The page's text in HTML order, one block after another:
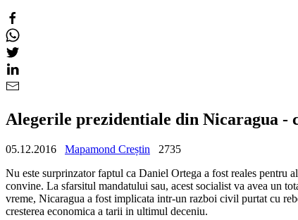
Alegerile prezidentiale din Nicaragua
05.12.2016 Mapamond Creștin
2735
Nu este surprinzator faptul ca Daniel Ortega a fost reales pentru
convine. La sfarsitul mandatului sau, acest socialist va avea un
vreme, Nicaragua a fost implicata intr-un razboi civil purtat cu
cresterea economica a tarii in ultimul deceniu.